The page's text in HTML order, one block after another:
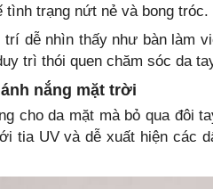
trạng nứt nẻ và bong tróc.
dễ nhìn thấy như bàn làm
trì thói quen chăm sóc da
nắng mặt trời
cho da mặt mà bỏ qua đôi
tia UV và dễ xuất hiện các